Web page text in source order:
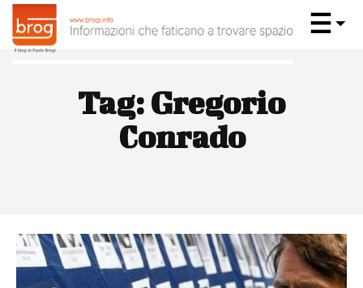
Tag: Gregorio
Conrado